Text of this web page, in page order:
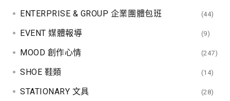
ENTERPRISE & GROUP 企業團體包班 (44)
EVENT 媒體報導 (9)
MOOD 創作心情 (247)
SHOE 鞋類 (14)
STATIONARY 文具 (28)